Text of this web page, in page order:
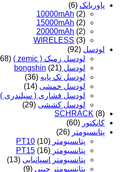
پاوربانک (6)
10000mAh (2)
15000mAh (2)
20000mAh (2)
WIRELESS (3)
لودسل (92)
لودسل زمیک ( zemic )
(68)
لودسل bongshin (21)
لودسل تک پایه (36)
لودسل خمشی (14)
لودسل فشاری ( سیلندری )
لودسل کششی (29)
SCHRACK (8)
کانکتور (60)
پتانسیومتر (26)
پتانسیومتر PT10 (10)
پتانسیومتر PT15 (16)
پتانسیومتر اسپانیایی (13)
پتانسیومتر چینی (9)